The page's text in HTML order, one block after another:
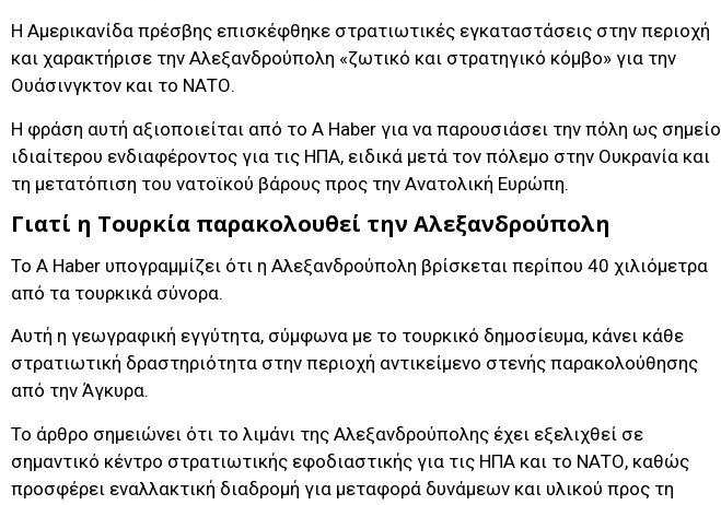
Η Αμερικανίδα πρέσβης επισκέφθηκε στρατιωτικές εγκαταστάσεις στην περιοχή
και χαρακτήρισε την Αλεξανδρούπολη «ζωτικό και στρατηγικό κόμβο» για την
Ουάσινγκτον και το ΝΑΤΟ.
Η φράση αυτή αξιοποιείται από το A Haber για να παρουσιάσει την πόλη ως σημείο
ιδιαίτερου ενδιαφέροντος για τις ΗΠΑ, ειδικά μετά τον πόλεμο στην Ουκρανία και
τη μετατόπιση του νατοϊκού βάρους προς την Ανατολική Ευρώπη.
Γιατί η Τουρκία παρακολουθεί την Αλεξανδρούπολη
Το A Haber υπογραμμίζει ότι η Αλεξανδρούπολη βρίσκεται περίπου 40 χιλιόμετρα
από τα τουρκικά σύνορα.
Αυτή η γεωγραφική εγγύτητα, σύμφωνα με το τουρκικό δημοσίευμα, κάνει κάθε
στρατιωτική δραστηριότητα στην περιοχή αντικείμενο στενής παρακολούθησης
από την Άγκυρα.
Το άρθρο σημειώνει ότι το λιμάνι της Αλεξανδρούπολης έχει εξελιχθεί σε
σημαντικό κέντρο στρατιωτικής εφοδιαστικής για τις ΗΠΑ και το ΝΑΤΟ, καθώς
προσφέρει εναλλακτική διαδρομή για μεταφορά δυνάμεων και υλικού προς τη